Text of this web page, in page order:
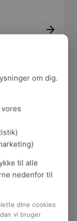
eller som
for
og
der
og det skal
et
I kan printe
en digital
kan skrive i på
Derfor er
for
som sætter
og
guider jer fra
- en
og lytte.
om dig.
til alle
nedenfor til
dine cookies
vi bruger